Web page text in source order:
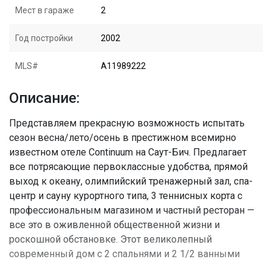
Мест в гараже 2
Год постройки 2002
MLS# A11989222
Описание:
Представляем прекрасную возможность испытать
сезон весна/лето/осень в престижном всемирно
известном отеле Continuum на Саут-Бич. Предлагает
все потрясающие первоклассные удобства, прямой
выход к океану, олимпийский тренажерный зал, спа-
центр и сауну курортного типа, 3 теннисных корта с
профессиональным магазином и частный ресторан —
все это в оживленной общественной жизни и
роскошной обстановке. Этот великолепный
современный дом с 2 спальнями и 2 1/2 ванными